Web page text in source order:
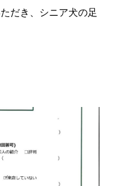
だき、シニア犬の足